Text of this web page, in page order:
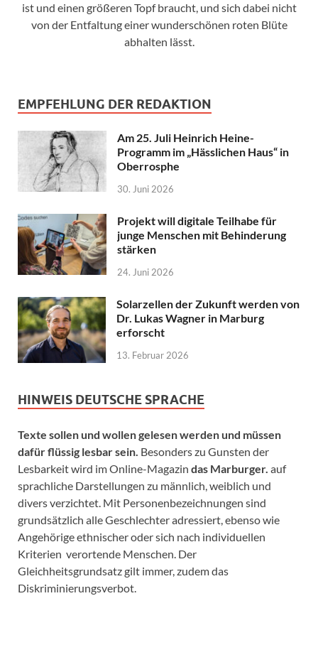
ist und einen größeren Topf braucht, und sich dabei nicht
von der Entfaltung einer wunderschönen roten Blüte
abhalten lässt.
EMPFEHLUNG DER REDAKTION
Am 25. Juli Heinrich Heine-
Programm im „Hässlichen Haus“ in
Oberrosphe
30. Juni 2026
Projekt will digitale Teilhabe für
junge Menschen mit Behinderung
stärken
24. Juni 2026
Solarzellen der Zukunft werden von
Dr. Lukas Wagner in Marburg
erforscht
13. Februar 2026
HINWEIS DEUTSCHE SPRACHE
Texte sollen und wollen gelesen werden und müssen
dafür flüssig lesbar sein. Besonders zu Gunsten der
Lesbarkeit wird im Online-Magazin das Marburger. auf
sprachliche Darstellungen zu männlich, weiblich und
divers verzichtet. Mit Personenbezeichnungen sind
grundsätzlich alle Geschlechter adressiert, ebenso wie
Angehörige ethnischer oder sich nach individuellen
Kriterien verortende Menschen. Der
Gleichheitsgrundsatz gilt immer, zudem das
Diskriminierungsverbot.